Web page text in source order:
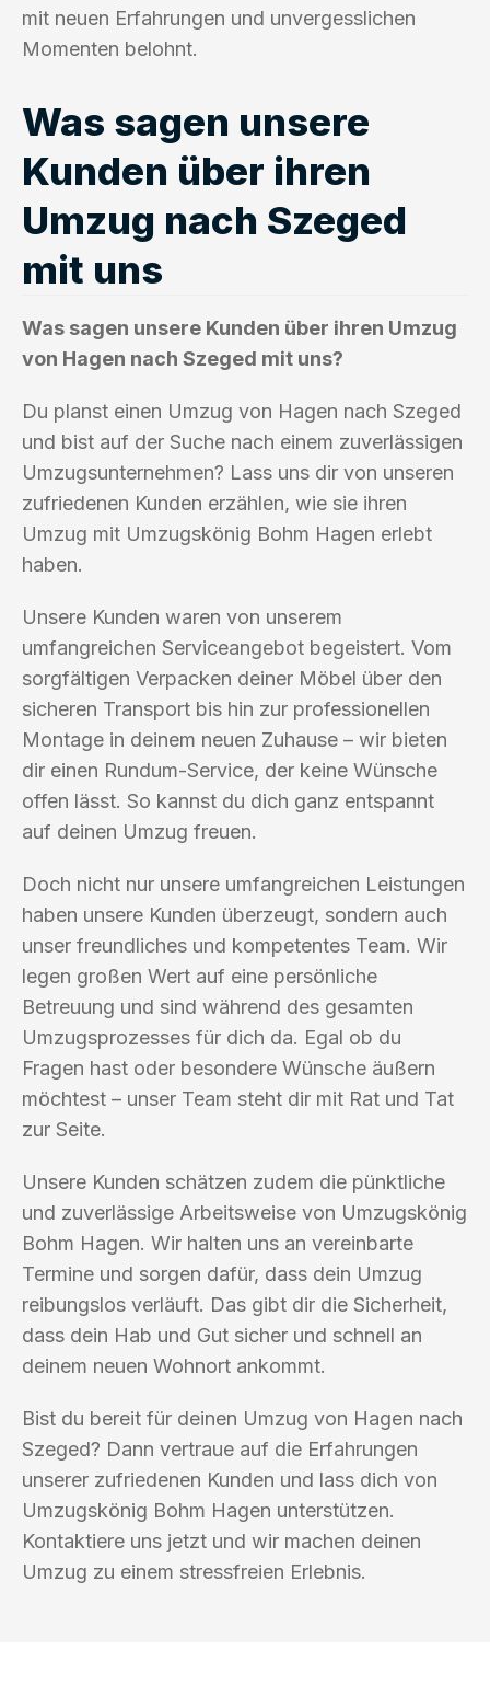
mit neuen Erfahrungen und unvergesslichen
Momenten belohnt.
Was sagen unsere
Kunden über ihren
Umzug nach Szeged
mit uns
Was sagen unsere Kunden über ihren Umzug
von Hagen nach Szeged mit uns?
Du planst einen Umzug von Hagen nach Szeged
und bist auf der Suche nach einem zuverlässigen
Umzugsunternehmen? Lass uns dir von unseren
zufriedenen Kunden erzählen, wie sie ihren
Umzug mit Umzugskönig Bohm Hagen erlebt
haben.
Unsere Kunden waren von unserem
umfangreichen Serviceangebot begeistert. Vom
sorgfältigen Verpacken deiner Möbel über den
sicheren Transport bis hin zur professionellen
Montage in deinem neuen Zuhause – wir bieten
dir einen Rundum-Service, der keine Wünsche
offen lässt. So kannst du dich ganz entspannt
auf deinen Umzug freuen.
Doch nicht nur unsere umfangreichen Leistungen
haben unsere Kunden überzeugt, sondern auch
unser freundliches und kompetentes Team. Wir
legen großen Wert auf eine persönliche
Betreuung und sind während des gesamten
Umzugsprozesses für dich da. Egal ob du
Fragen hast oder besondere Wünsche äußern
möchtest – unser Team steht dir mit Rat und Tat
zur Seite.
Unsere Kunden schätzen zudem die pünktliche
und zuverlässige Arbeitsweise von Umzugskönig
Bohm Hagen. Wir halten uns an vereinbarte
Termine und sorgen dafür, dass dein Umzug
reibungslos verläuft. Das gibt dir die Sicherheit,
dass dein Hab und Gut sicher und schnell an
deinem neuen Wohnort ankommt.
Bist du bereit für deinen Umzug von Hagen nach
Szeged? Dann vertraue auf die Erfahrungen
unserer zufriedenen Kunden und lass dich von
Umzugskönig Bohm Hagen unterstützen.
Kontaktiere uns jetzt und wir machen deinen
Umzug zu einem stressfreien Erlebnis.